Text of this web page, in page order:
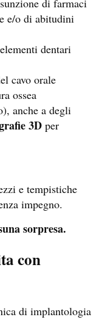
di farmaci
e/o di abitudini
dentari
cavo orale
ossea
anche a degli
3D per
e tempistiche
impegno.
sorpresa.
con
di implantologia